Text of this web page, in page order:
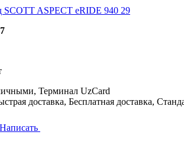
SCOTT ASPECT eRIDE 940 29
Терминал UzCard
доставка, Бесплатная доставка,
Написать